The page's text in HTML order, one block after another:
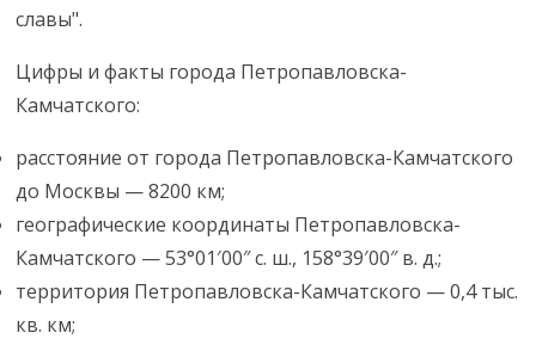
славы".
Цифры и факты города Петропавловска-
Камчатского:
расстояние от города Петропавловска-Камчатского
до Москвы — 8200 км;
географические координаты Петропавловска-
Камчатского — 53°01′00″ с. ш., 158°39′00″ в. д.;
территория Петропавловска-Камчатского — 0,4 тыс.
кв. км;